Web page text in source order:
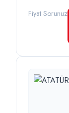
Fiyat Sorunuz